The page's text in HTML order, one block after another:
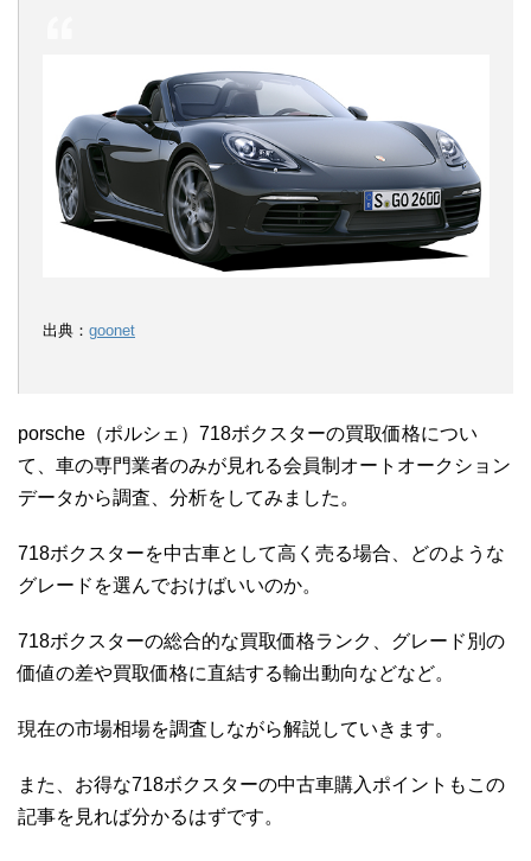
出典： goonet
porsche（ポルシェ）718ボクスターの買取価格につい
て、車の専門業者のみが見れる会員制オートオークション
データから調査、分析をしてみました。
718ボクスターを中古車として高く売る場合、どのような
グレードを選んでおけばいいのか。
718ボクスターの総合的な買取価格ランク、グレード別の
価値の差や買取価格に直結する輸出動向などなど。
現在の市場相場を調査しながら解説していきます。
また、お得な718ボクスターの中古車購入ポイントもこの
記事を見れば分かるはずです。